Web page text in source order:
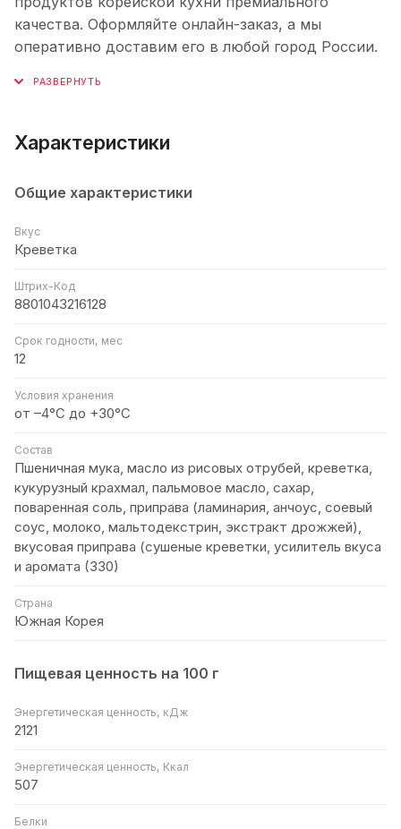
качества. Оформляйте онлайн-заказ, а мы
оперативно доставим его в любой город России.
Характеристики
Общие характеристики
Вкус
Креветка
Штрих-Код
8801043216128
Срок годности, мес
12
Условия хранения
от –4°С до +30°C
Состав
Пшеничная мука, масло из рисовых отрубей, креветка,
кукурузный крахмал, пальмовое масло, сахар,
поваренная соль, приправа (ламинария, анчоус, соевый
соус, молоко, мальтодекстрин, экстракт дрожжей),
вкусовая приправа (сушеные креветки, усилитель вкуса
и аромата (330)
Страна
Южная Корея
Пищевая ценность на 100 г
Энергетическая ценность, кДж
2121
Энергетическая ценность, Ккал
507
Белки